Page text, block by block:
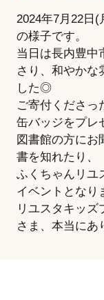
2024年7月22日
の様子です。
当日は長内豊中
さり、和やかな
した◎
ご寄付くださっ
缶バッジをプレ
図書館の方にお
書を知れたり、
ふくちゃんリユ
イベントとなり
リユスタキッ
さま、本当にあ